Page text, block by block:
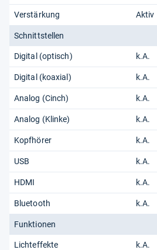
Verstärkung Aktiv
Schnittstellen
Digital (optisch) k.A.
Digital (koaxial) k.A.
Analog (Cinch) k.A.
Analog (Klinke) k.A.
Kopfhörer k.A.
USB k.A.
HDMI k.A.
Bluetooth k.A.
Funktionen
Lichteffekte k.A.